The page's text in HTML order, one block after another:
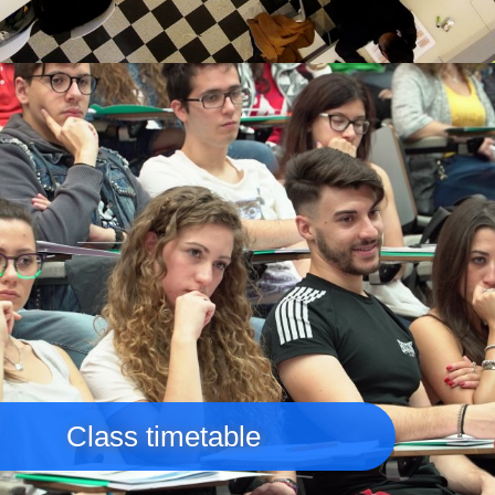
Immagine
Class timetable